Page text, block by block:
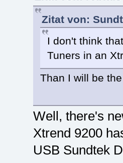
Zitat von:
I don't think
Tuners in an
Than I will be
Well, there's
Xtrend 9200
USB Sundtek